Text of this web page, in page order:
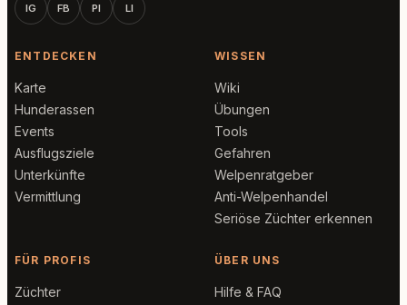
IG FB PI LI
ENTDECKEN
Karte
Hunderassen
Events
Ausflugsziele
Unterkünfte
Vermittlung
WISSEN
Wiki
Übungen
Tools
Gefahren
Welpenratgeber
Anti-Welpenhandel
Seriöse Züchter erkennen
FÜR PROFIS
Züchter
ÜBER UNS
Hilfe & FAQ